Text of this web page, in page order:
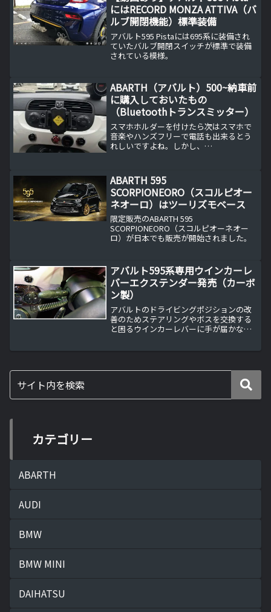
にはRECORD MONZA ATTIVA（バ
ルブ開閉機能）標準装備
アバルト595 Pistaには695系に装備され
ていたバルブ開閉スイッチが標準で装備
されている模様。
ABARTH（アバルト）500~納車前
に購入しておいたもの
（Bluetoothトランスミッター）
スマホホルダーを付けたら次はスマホで
音楽やハンズフリーで電話も出来るとう
れしいですよね。しかし、
ABARTH 595
SCORPIONEORO（スコルピオー
ネオーロ）はツーリズモベース
限定販売のABARTH 595
SCORPIONEORO（スコルピオーネオー
ロ）が日本でも販売が開始されました。
アバルト595系専用ウインカーレ
バーエクステンダー発売（カーボ
ン製）
アバルトのドライビングポジションの改
善のためステアリングやボスを交換する
と困るウインカーレバーに手が届かなる
カテゴリー
ABARTH
AUDI
BMW
BMW MINI
DAIHATSU